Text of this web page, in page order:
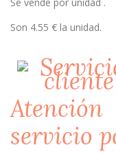
Son 4.55 € la unidad.
servicio